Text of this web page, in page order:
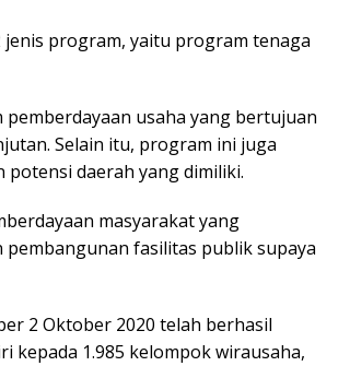
jenis program, yaitu program tenaga
usaha yang bertujuan
Selain itu, program ini juga
daerah yang dimiliki.
masyarakat yang
fasilitas publik supaya
2 Oktober 2020 telah berhasil
kepada 1.985 kelompok wirausaha,